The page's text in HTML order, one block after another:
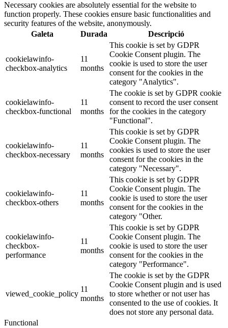
Necessary cookies are absolutely essential for the website to
function properly. These cookies ensure basic functionalities and
security features of the website, anonymously.
Galeta
Durada Descripció
cookielawinfo-
checkbox-analytics
11
months
This cookie is set by GDPR
Cookie Consent plugin. The
cookie is used to store the user
consent for the cookies in the
category "Analytics".
cookielawinfo-
checkbox-functional
11
months
The cookie is set by GDPR cookie
consent to record the user consent
for the cookies in the category
"Functional".
cookielawinfo-
checkbox-necessary
11
months
This cookie is set by GDPR
Cookie Consent plugin. The
cookies is used to store the user
consent for the cookies in the
category "Necessary".
cookielawinfo-
checkbox-others
11
months
This cookie is set by GDPR
Cookie Consent plugin. The
cookie is used to store the user
consent for the cookies in the
category "Other.
cookielawinfo-
checkbox-
performance
11
months
This cookie is set by GDPR
Cookie Consent plugin. The
cookie is used to store the user
consent for the cookies in the
category "Performance".
viewed_cookie_policy
11
months
The cookie is set by the GDPR
Cookie Consent plugin and is used
to store whether or not user has
consented to the use of cookies. It
does not store any personal data.
Functional